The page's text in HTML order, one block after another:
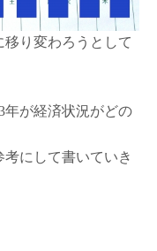
移り変わろうとして
年が経済状況がどの
にして書いていき